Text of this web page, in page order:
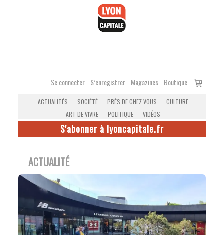
Se connecter S’enregistrer Magazines Boutique
Voir
ACTUALITÉS SOCIÉTÉ PRÈS DE CHEZ VOUS
CULTURE
ART DE VIVRE
POLITIQUE VIDÉOS
S'abonner à lyoncapitale.fr
ACTUALITÉ